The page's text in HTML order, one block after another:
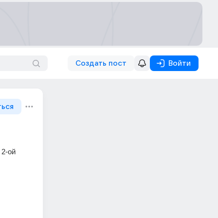
Создать пост Войти
ой